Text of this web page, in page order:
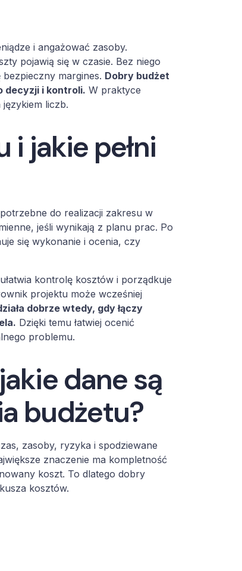
i angażować zasoby.
pojawią się w czasie. Bez niego
margines. Dobry budżet
decyzji i kontroli. W praktyce
liczb.
jakie pełni
do realizacji zakresu w
jeśli wynikają z planu prac. Po
się wykonanie i ocenia, czy
kontrolę kosztów i porządkuje
projektu może wcześniej
dobrze wtedy, gdy łączy
Dzięki temu łatwiej ocenić
problemu.
dane są
budżetu?
zasoby, ryzyka i spodziewane
znaczenie ma kompletność
koszt. To dlatego dobry
kosztów.